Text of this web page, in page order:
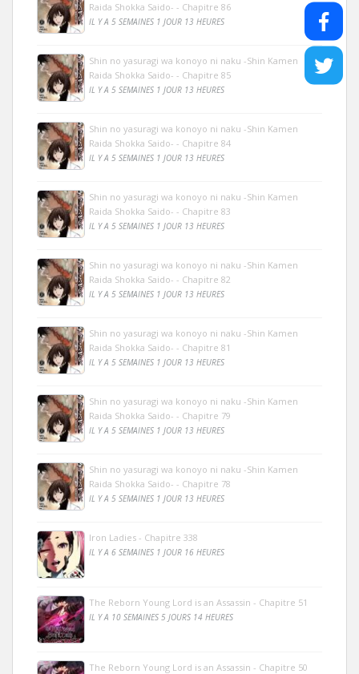
Raida Shokka Saido- - Chapitre 86
IL Y A 5 SEMAINES 1 JOUR 13 HEURES
Shin no yasuragi wa konoyo ni naku -Shin Kamen
Raida Shokka Saido- - Chapitre 85
IL Y A 5 SEMAINES 1 JOUR 13 HEURES
Shin no yasuragi wa konoyo ni naku -Shin Kamen
Raida Shokka Saido- - Chapitre 84
IL Y A 5 SEMAINES 1 JOUR 13 HEURES
Shin no yasuragi wa konoyo ni naku -Shin Kamen
Raida Shokka Saido- - Chapitre 83
IL Y A 5 SEMAINES 1 JOUR 13 HEURES
Shin no yasuragi wa konoyo ni naku -Shin Kamen
Raida Shokka Saido- - Chapitre 82
IL Y A 5 SEMAINES 1 JOUR 13 HEURES
Shin no yasuragi wa konoyo ni naku -Shin Kamen
Raida Shokka Saido- - Chapitre 81
IL Y A 5 SEMAINES 1 JOUR 13 HEURES
Shin no yasuragi wa konoyo ni naku -Shin Kamen
Raida Shokka Saido- - Chapitre 79
IL Y A 5 SEMAINES 1 JOUR 13 HEURES
Shin no yasuragi wa konoyo ni naku -Shin Kamen
Raida Shokka Saido- - Chapitre 78
IL Y A 5 SEMAINES 1 JOUR 13 HEURES
Iron Ladies - Chapitre 338
IL Y A 6 SEMAINES 1 JOUR 16 HEURES
The Reborn Young Lord is an Assassin - Chapitre 51
IL Y A 10 SEMAINES 5 JOURS 14 HEURES
The Reborn Young Lord is an Assassin - Chapitre 50